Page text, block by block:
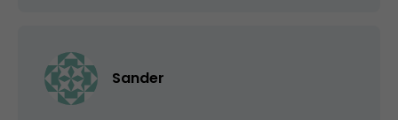
Sander